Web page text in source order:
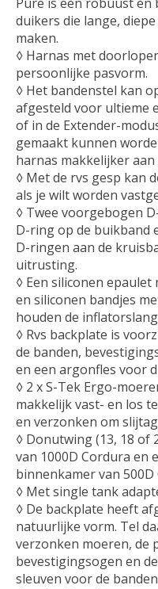
duikers die lange,
maken.
◊ Harnas met
persoonlijke pasvorm.
◊ Het bandenstel kan
afgesteld voor ultieme
of in de Extender-
gemaakt kunnen
harnas makkelijker
◊ Met de rvs gesp kan
als je wilt worden
◊ Twee voorgebogen
D-ring op de buikband
D-ringen aan de
uitrusting.
◊ Een siliconen
en siliconen bandjes
houden de
◊ Rvs backplate is
de banden,
en een argonfles voor
◊ 2 x S-Tek Ergo-
makkelijk vast- en los
en verzonken om
◊ Donutwing (13, 18 of
van 1000D Cordura en
binnenkamer van 500D
◊ Met single tank
◊ De backplate heeft
natuurlijke vorm. Tel
verzonken moeren, de
bevestigingsogen en
sleuven voor de